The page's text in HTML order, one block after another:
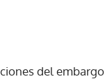
del embargo